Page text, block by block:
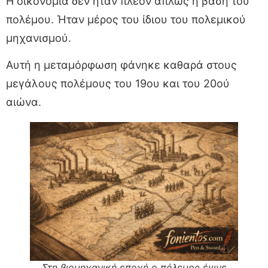
πολέμου. Ήταν μέρος του ίδιου του πολεμικού
μηχανισμού.
Αυτή η μεταμόρφωση φάνηκε καθαρά στους
μεγάλους πολέμους του 19ου και του 20ού
αιώνα.